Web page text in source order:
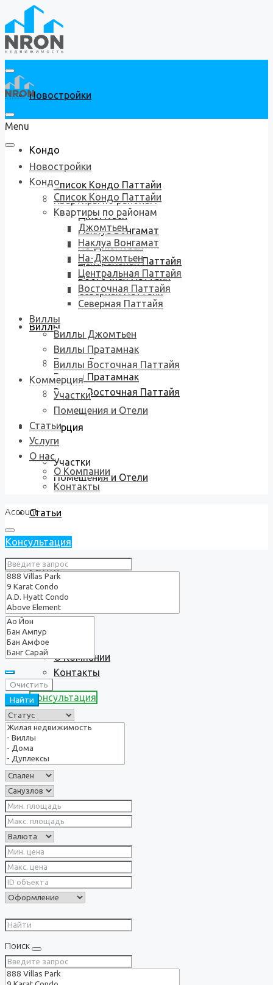
Новостройки
Кондо
Список Кондо Паттайи
Квартиры по районам
Джомтьен
Наклуа Вонгамат
На-Джомтьен
Центральная Паттайя
Восточная Паттайя
Северная Паттайя
Виллы
Виллы Джомтьен
Виллы Пратамнак
Виллы Восточная Паттайя
Коммерция
Участки
Помещения и Отели
Статьи
Услуги
О нас
О Компании
Контакты
Консультация
Menu
Новостройки
Кондо
Список Кондо Паттайи
Квартиры по районам
Джомтьен
Наклуа Вонгамат
На-Джомтьен
Центральная Паттайя
Восточная Паттайя
Северная Паттайя
Виллы
Виллы Джомтьен
Виллы Пратамнак
Виллы Восточная Паттайя
Коммерция
Участки
Помещения и Отели
Статьи
Услуги
О нас
О Компании
Контакты
Account
Консультация
Очистить
Найти
Поиск